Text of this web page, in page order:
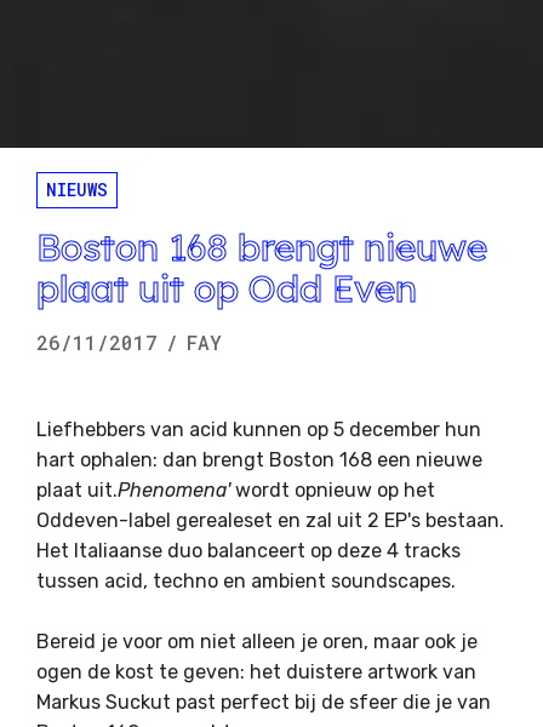
NIEUWS
Boston 168 brengt nieuwe
plaat uit op Odd Even
26/11/2017 / FAY
Liefhebbers van acid kunnen op 5 december hun
hart ophalen: dan brengt Boston 168 een nieuwe
plaat uit.Phenomena'wordt opnieuw op het
Oddeven-label gerealeset en zal uit 2 EP's bestaan.
Het Italiaanse duo balanceert op deze 4 tracks
tussen acid, techno en ambient soundscapes.
Bereid je voor om niet alleen je oren, maar ook je
ogen de kost te geven: het duistere artwork van
Markus Suckut past perfect bij de sfeer die je van